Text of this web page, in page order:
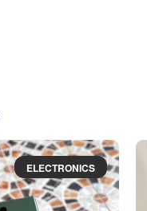
ELECTRONICS